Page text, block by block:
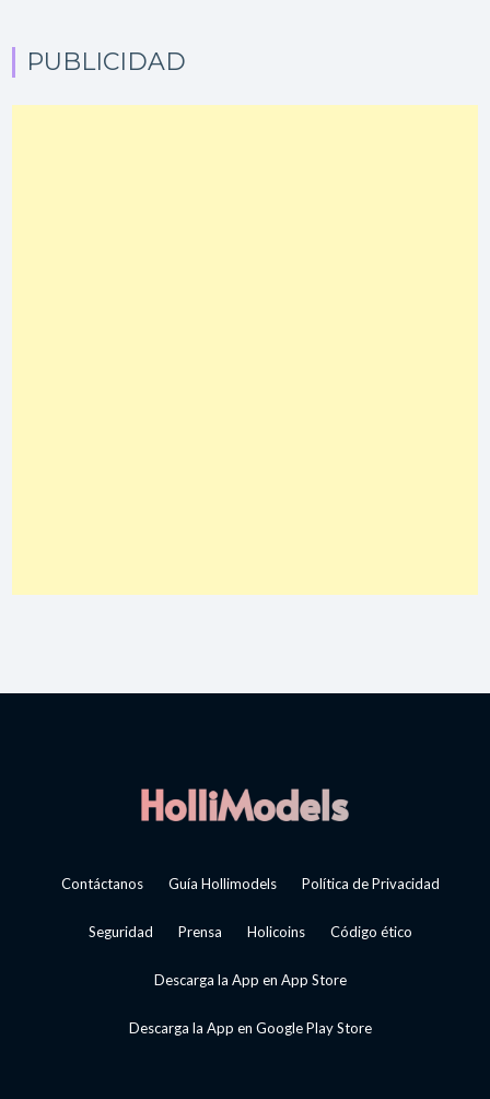
PUBLICIDAD
Contáctanos Guía Hollimodels Política de Privacidad
Seguridad Prensa Holicoins Código ético
Descarga la App en App Store
Descarga la App en Google Play Store